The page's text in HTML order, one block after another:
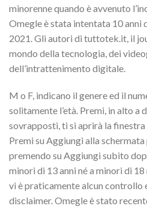
minorenne quando è avvenuto
Omegle è stata intentata 10 anni
2021. Gli autori di tuttotek.it, il
mondo della tecnologia, dei
dell’intrattenimento digitale.
M o F, indicano il genere ed il
solitamente l’età. Premi, in alto a
sovrapposti, ti si aprirà la
Premi su Aggiungi alla
premendo su Aggiungi subito
minori di 13 anni né a minori di
vi è praticamente alcun
disclaimer. Omegle è stato